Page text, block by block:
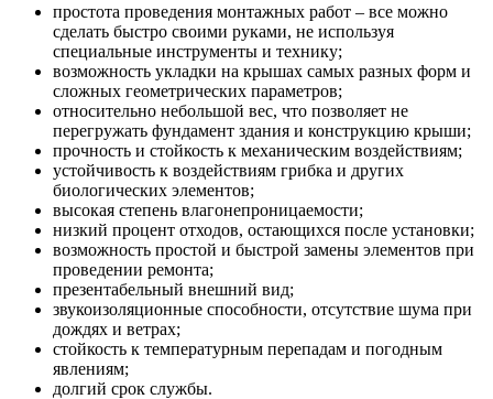
простота проведения монтажных работ – все можно
сделать быстро своими руками, не используя
специальные инструменты и технику;
возможность укладки на крышах самых разных форм и
сложных геометрических параметров;
относительно небольшой вес, что позволяет не
перегружать фундамент здания и конструкцию крыши;
прочность и стойкость к механическим воздействиям;
устойчивость к воздействиям грибка и других
биологических элементов;
высокая степень влагонепроницаемости;
низкий процент отходов, остающихся после установки;
возможность простой и быстрой замены элементов при
проведении ремонта;
презентабельный внешний вид;
звукоизоляционные способности, отсутствие шума при
дождях и ветрах;
стойкость к температурным перепадам и погодным
явлениям;
долгий срок службы.